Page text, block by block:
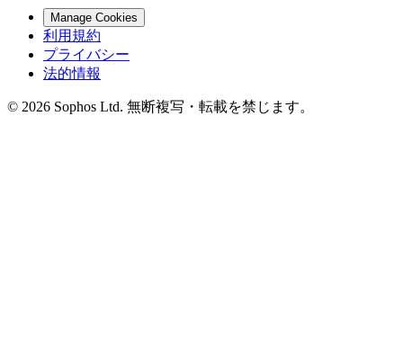
Manage Cookies
利用規約
プライバシー
法的情報
© 2026 Sophos Ltd. 無断複写・転載を禁じます。